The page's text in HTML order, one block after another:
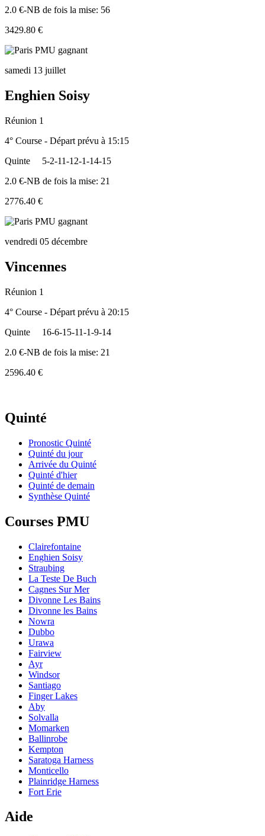
2.0 €-NB de fois la mise: 56
3429.80 €
samedi 13 juillet
Enghien Soisy
Réunion 1
4° Course - Départ prévu à 15:15
Quinte
5-2-11-12-1-14-15
2.0 €-NB de fois la mise: 21
2776.40 €
vendredi 05 décembre
Vincennes
Réunion 1
4° Course - Départ prévu à 20:15
Quinte
16-6-15-11-1-9-14
2.0 €-NB de fois la mise: 21
2596.40 €
Quinté
Pronostic Quinté
Quinté du jour
Arrivée du Quinté
Quinté d'hier
Quinté de demain
Synthèse Quinté
Courses PMU
Clairefontaine
Enghien Soisy
Straubing
La Teste De Buch
Cagnes Sur Mer
Divonne Les Bains
Divonne les Bains
Nowra
Dubbo
Urawa
Fairview
Ayr
Windsor
Santiago
Finger Lakes
Aby
Solvalla
Momarken
Ballinrobe
Kempton
Saratoga Harness
Monticello
Plainridge Harness
Fort Erie
Aide